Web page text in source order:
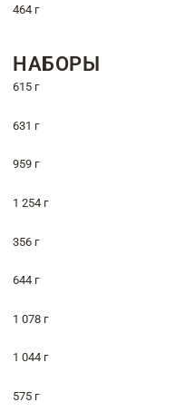
464 г
НАБОРЫ
615 г
631 г
959 г
1 254 г
356 г
644 г
1 078 г
1 044 г
575 г